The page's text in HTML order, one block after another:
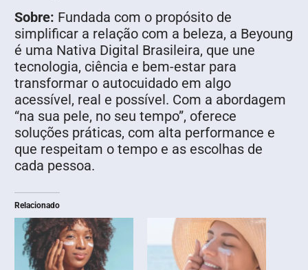
Sobre: Fundada com o propósito de
simplificar a relação com a beleza, a Beyoung
é uma Nativa Digital Brasileira, que une
tecnologia, ciência e bem-estar para
transformar o autocuidado em algo
acessível, real e possível. Com a abordagem
“na sua pele, no seu tempo”, oferece
soluções práticas, com alta performance e
que respeitam o tempo e as escolhas de
cada pessoa.
Relacionado